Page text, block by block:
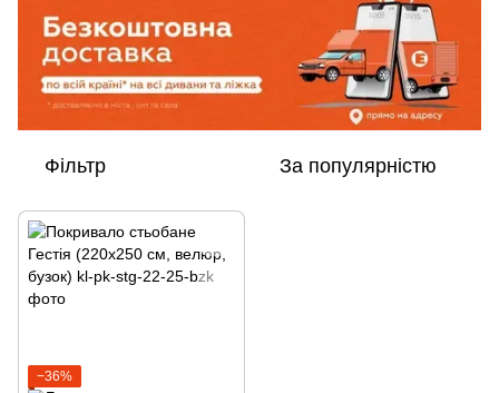
Фільтр За популярністю
−36%